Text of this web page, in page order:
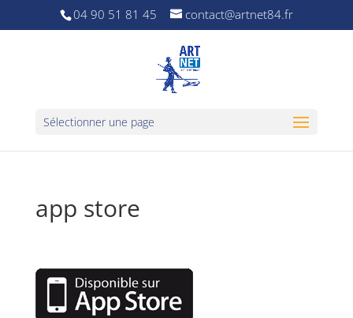
04 90 51 81 45 contact@artnet84.fr
Sélectionner une page
app store